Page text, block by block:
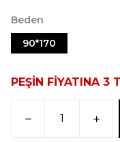
Beden
90*170
PEŞİN FİYATINA 3